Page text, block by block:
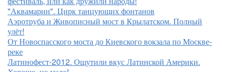
"Аквамарин". Цирк танцующих фонтанов
Аэротруба и Живописный мост в Крылатском. Полный
улёт!
От Новоспасского моста до Киевского вокзала по Москве-
реке
Латинофест-2012. Ощутили вкус Латинской Америки.